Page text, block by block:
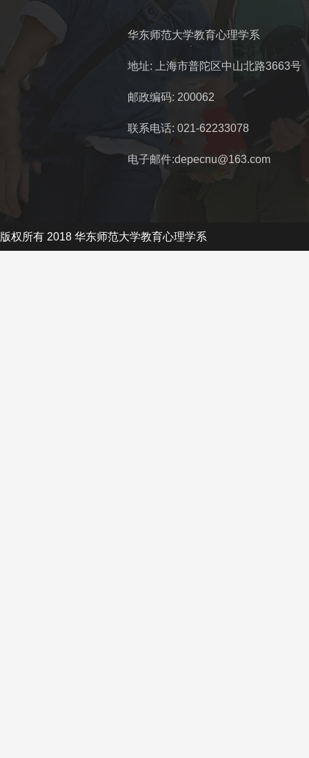
华东师范大学教育心理学系
地址: 上海市普陀区中山北路3663号
邮政编码: 200062
联系电话: 021-62233078
电子邮件:depecnu@163.com
版权所有 2018 华东师范大学教育心理学系